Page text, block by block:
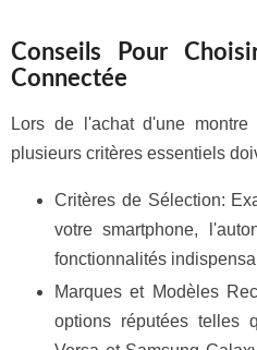
Conseils Pour
Connectée
Lors de l'achat d'une
plusieurs critères essentiels
Critères de Sélection:
votre smartphone,
fonctionnalités
Marques et Modèles
options réputées telles